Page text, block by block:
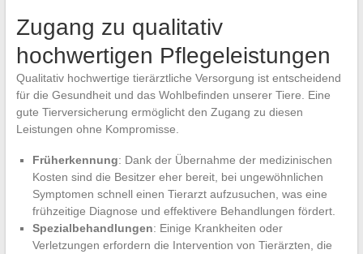
Zugang zu qualitativ
hochwertigen Pflegeleistungen
Qualitativ hochwertige tierärztliche Versorgung ist entscheidend
für die Gesundheit und das Wohlbefinden unserer Tiere. Eine
gute Tierversicherung ermöglicht den Zugang zu diesen
Leistungen ohne Kompromisse.
Früherkennung: Dank der Übernahme der medizinischen
Kosten sind die Besitzer eher bereit, bei ungewöhnlichen
Symptomen schnell einen Tierarzt aufzusuchen, was eine
frühzeitige Diagnose und effektivere Behandlungen fördert.
Spezialbehandlungen: Einige Krankheiten oder
Verletzungen erfordern die Intervention von Tierärzten, die